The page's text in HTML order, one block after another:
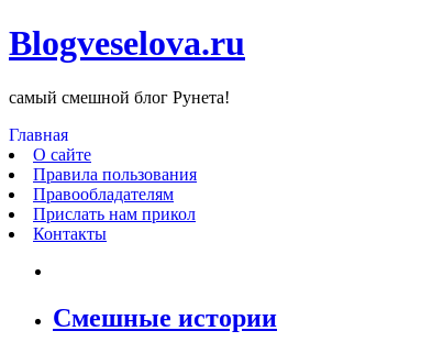
Blogveselova.ru
самый смешной блог Рунета!
Главная
О сайте
Правила пользования
Правообладателям
Прислать нам прикол
Контакты
Смешные истории